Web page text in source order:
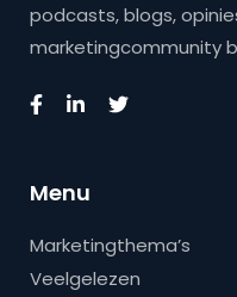
podcasts, blogs,
marketingcommunity
Menu
Marketingthema’s
Veelgelezen